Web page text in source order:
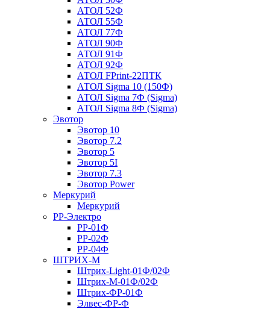
АТОЛ 52Ф
АТОЛ 55Ф
АТОЛ 77Ф
АТОЛ 90Ф
АТОЛ 91Ф
АТОЛ 92Ф
АТОЛ FPrint-22ПТК
АТОЛ Sigma 10 (150Ф)
АТОЛ Sigma 7Ф (Sigma)
АТОЛ Sigma 8Ф (Sigma)
Эвотор
Эвотор 10
Эвотор 7.2
Эвотор 5
Эвотор 5I
Эвотор 7.3
Эвотор Power
Меркурий
Меркурий
РР-Электро
РР-01Ф
РР-02Ф
РР-04Ф
ШТРИХ-М
Штрих-Light-01Ф/02Ф
Штрих-М-01Ф/02Ф
Штрих-ФР-01Ф
Элвес-ФР-Ф